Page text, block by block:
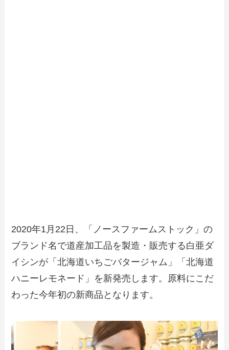
2020年1月22日、「ノースファームストック」の
ブランド名で道産加工品を製造・販売する白亜ダ
イシンが「北海道いちごバタージャム」「北海道
ハニーレモネード」を新発売します。原料にこだ
わった今年初の新商品となります。